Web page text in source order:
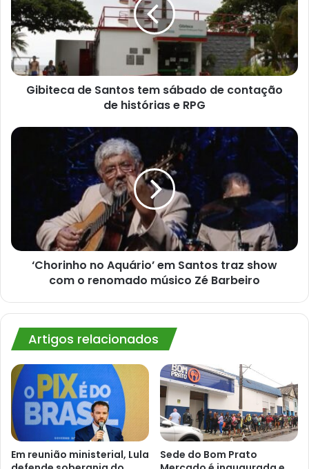
sábado
de
contação
de
histórias
Gibiteca de Santos tem sábado de contação
de histórias e RPG
‘Chorinho
o
renomado
Barbeiro
‘Chorinho no Aquário’ em Santos traz show
com o renomado músico Zé Barbeiro
Artigos relacionados
Em reunião ministerial, Lula
Sede do Bom Prato